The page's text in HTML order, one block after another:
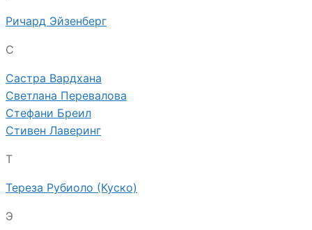
Ричард Эйзенберг
С
Састра Вардхана
Светлана Перевалова
Стефани Бреил
Стивен Лаверинг
Т
Тереза Рубиоло (Куско)
Э